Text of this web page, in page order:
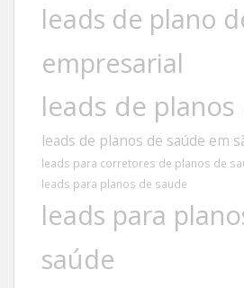
leads de plano
empresarial
leads de
leads de planos de saúde em
leads para corretores de planos de
leads para planos de saude
leads para
saúde